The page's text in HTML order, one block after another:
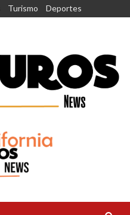
Turismo Deportes